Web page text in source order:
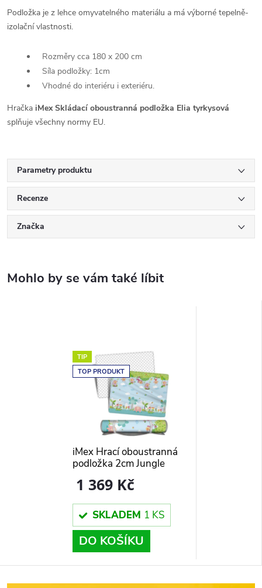
Podložka je z lehce omyvatelného materiálu a má výborné tepelně-
izolační vlastnosti.
Rozměry cca 180 x 200 cm
Síla podložky: 1cm
Vhodné do interiéru i exteriéru.
Hračka iMex Skládací oboustranná podložka Elia tyrkysová
splňuje všechny normy EU.
Parametry produktu
Recenze
Značka
TIP
TOP PRODUKT
iMex Hrací oboustranná
podložka 2cm Jungle
1 369 Kč
SKLADEM 1 KS
DO KOŠÍKU